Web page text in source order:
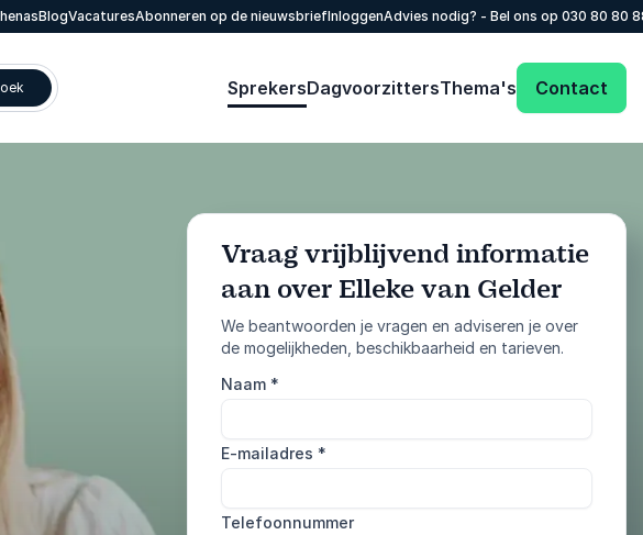
BlogVacaturesAbonneren op de nieuwsbriefInloggenAdvies nodig? - Bel ons op 030 80 80
SprekersDagvoorzittersThema's Contact
Vraag vrijblijvend informatie
aan over Elleke van Gelder
We beantwoorden je vragen en adviseren je over
de mogelijkheden, beschikbaarheid en tarieven.
Naam *
E-mailadres *
Telefoonnummer
Vraag informatie aan :